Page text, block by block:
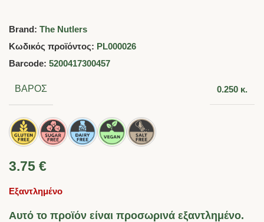
Brand: Τhe Nutlers
Κωδικός προϊόντος: PL000026
Barcode: 5200417300457
ΒΆΡΟΣ 0.250 κ.
3.75 €
Εξαντλημένο
Αυτό το προϊόν είναι προσωρινά εξαντλημένο.